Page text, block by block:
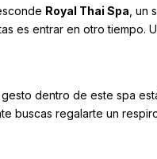
Royal Thai Spa ,
es entrar en otro tiempo.
dentro de este spa
buscas regalarte un